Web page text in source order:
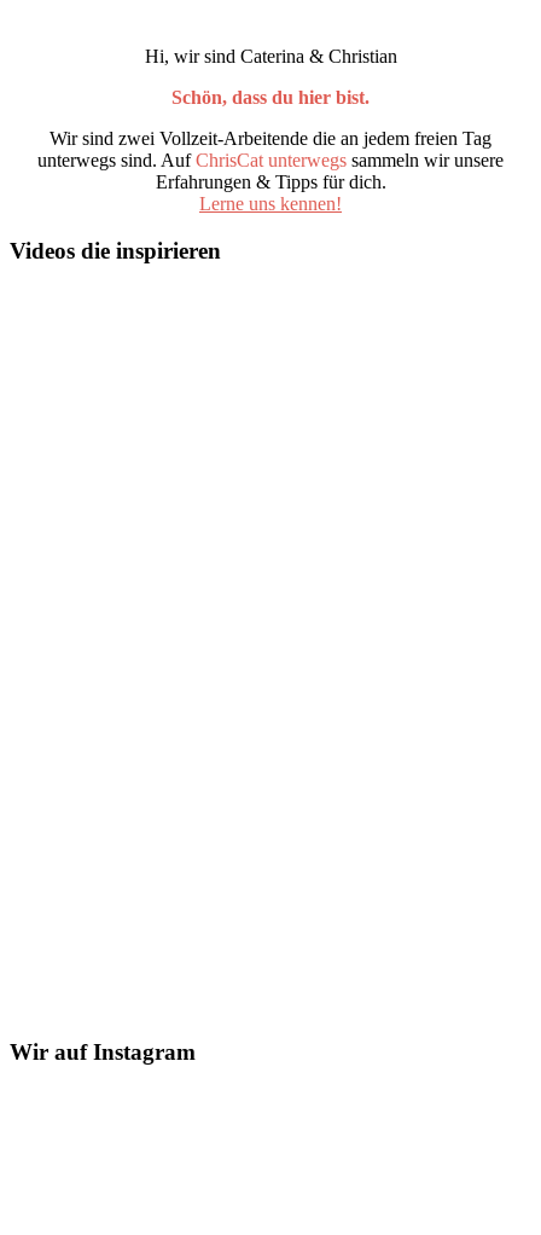
Hi, wir sind Caterina & Christian
Schön, dass du hier bist.
Wir sind zwei Vollzeit-Arbeitende die an jedem freien Tag
unterwegs sind. AufChrisCat unterwegs sammeln wir unsere
Erfahrungen & Tipps für dich.
Lerne uns kennen!
Videos die inspirieren
Wir auf Instagram